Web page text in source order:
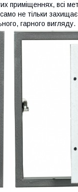
приміщеннях, всі
не тільки
гарного вигляду.